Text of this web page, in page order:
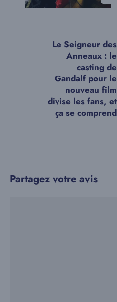
Le Seigneur des
Anneaux : le
casting de
Gandalf pour le
nouveau film
divise les fans, et
ça se comprend
Partagez votre avis